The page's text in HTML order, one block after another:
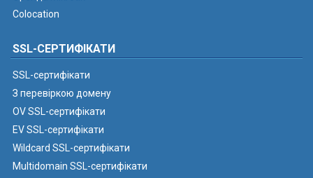
Colocation
SSL-СЕРТИФІКАТИ
SSL-сертифікати
З перевіркою домену
OV SSL-сертифікати
EV SSL-сертифікати
Wildcard SSL-сертифікати
Multidomain SSL-сертифікати